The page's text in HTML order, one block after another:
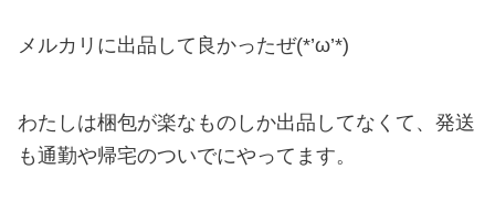
メルカリに出品して良かったぜ(*’ω’*)
わたしは梱包が楽なものしか出品してなくて、発送
も通勤や帰宅のついでにやってます。